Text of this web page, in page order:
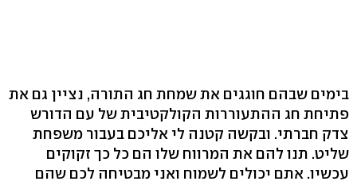
בימים שבהם חוגגים את שמחת חג התורה, נציין גם את
פתיחת חג ההתעוררות הקולקטיבית של עם הדורש
צדק חברתי. ובקשה קטנה לי אליכם בעבור משפחת
שליט. תנו להם את המרווח שלו הם כל כך זקוקים
עכשיו. אתם יכולים לשמוח ואני מבטיחה לכם שהם